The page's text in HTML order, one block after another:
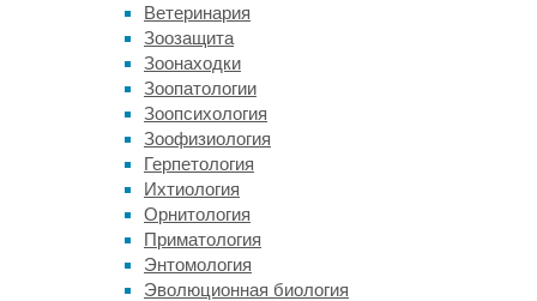
Ветеринария
Зоозащита
Зоонаходки
Зоопатологии
Зоопсихология
Зоофизиология
Герпетология
Ихтиология
Орнитология
Приматология
Энтомология
Эволюционная биология
примеру,
подавление
экспрессии
генов
хантингтина
(в
другой
транскрипции
—
гентингтин)